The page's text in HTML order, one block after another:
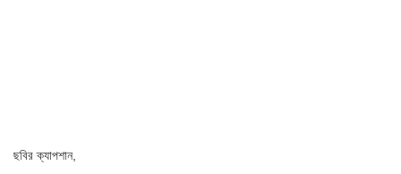
ছবির ক্যাপশান,